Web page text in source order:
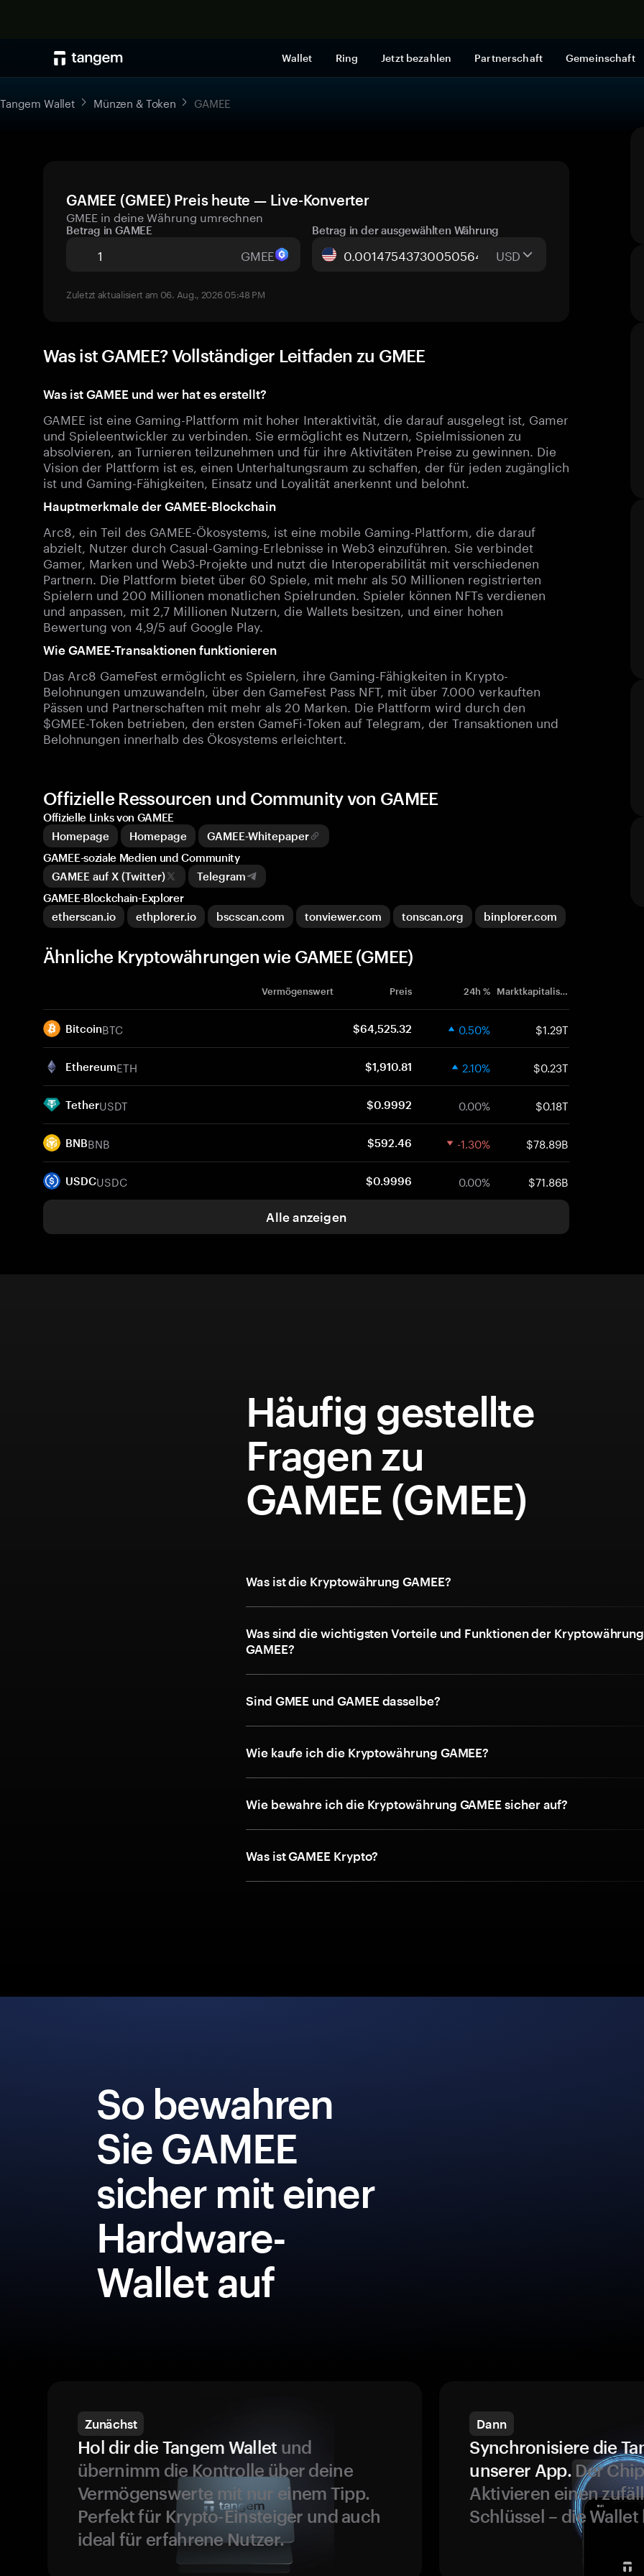
Wallet Ring Jetzt bezahlen Partnerschaft Gemeinschaft
Tangem Wallet Münzen & Token GAMEE
GAMEE (GMEE) Preis heute — Live-Konverter
GMEE in deine Währung umrechnen
Betrag in GAMEE
GMEE
Betrag in der ausgewählten Währung
USD
Zuletzt aktualisiert am 06. Aug., 2026 05:48 PM
Was ist GAMEE? Vollständiger Leitfaden zu GMEE
Was ist GAMEE und wer hat es erstellt?
GAMEE ist eine Gaming-Plattform mit hoher Interaktivität, die darauf ausgelegt ist, Gamer
und Spieleentwickler zu verbinden. Sie ermöglicht es Nutzern, Spielmissionen zu
absolvieren, an Turnieren teilzunehmen und für ihre Aktivitäten Preise zu gewinnen. Die
Vision der Plattform ist es, einen Unterhaltungsraum zu schaffen, der für jeden zugänglich
ist und Gaming-Fähigkeiten, Einsatz und Loyalität anerkennt und belohnt.
Hauptmerkmale der GAMEE-Blockchain
Arc8, ein Teil des GAMEE-Ökosystems, ist eine mobile Gaming-Plattform, die darauf
abzielt, Nutzer durch Casual-Gaming-Erlebnisse in Web3 einzuführen. Sie verbindet
Gamer, Marken und Web3-Projekte und nutzt die Interoperabilität mit verschiedenen
Partnern. Die Plattform bietet über 60 Spiele, mit mehr als 50 Millionen registrierten
Spielern und 200 Millionen monatlichen Spielrunden. Spieler können NFTs verdienen
und anpassen, mit 2,7 Millionen Nutzern, die Wallets besitzen, und einer hohen
Bewertung von 4,9/5 auf Google Play.
Wie GAMEE-Transaktionen funktionieren
Das Arc8 GameFest ermöglicht es Spielern, ihre Gaming-Fähigkeiten in Krypto-
Belohnungen umzuwandeln, über den GameFest Pass NFT, mit über 7.000 verkauften
Pässen und Partnerschaften mit mehr als 20 Marken. Die Plattform wird durch den
$GMEE-Token betrieben, den ersten GameFi-Token auf Telegram, der Transaktionen und
Belohnungen innerhalb des Ökosystems erleichtert.
Offizielle Ressourcen und Community von GAMEE
Offizielle Links von GAMEE
Homepage
Homepage
GAMEE-Whitepaper
GAMEE-soziale Medien und Community
GAMEE auf X (Twitter)
Telegram
GAMEE-Blockchain-Explorer
etherscan.io
ethplorer.io bscscan.com tonviewer.com tonscan.org binplorer.com
Ähnliche Kryptowährungen wie GAMEE (GMEE)
Vermögenswert Preis 24h % Marktkapitalisierung
BitcoinBTC $64,525.32 0.50% $1.29T
EthereumETH $1,910.81 2.10% $0.23T
TetherUSDT $0.9992 0.00% $0.18T
BNBBNB $592.46 -1.30% $78.89B
USDCUSDC $0.9996 0.00% $71.86B
Alle anzeigen
Häufig gestellte
Fragen zu
GAMEE (GMEE)
Was ist die Kryptowährung GAMEE?
Was sind die wichtigsten Vorteile und Funktionen der Kryptowährung
GAMEE?
Sind GMEE und GAMEE dasselbe?
Wie kaufe ich die Kryptowährung GAMEE?
Wie bewahre ich die Kryptowährung GAMEE sicher auf?
Was ist GAMEE Krypto?
So bewahren
Sie GAMEE
sicher mit einer
Hardware-
Wallet auf
Zunächst
Hol dir die Tangem Wallet und
übernimm die Kontrolle über deine
Vermögenswerte mit nur einem Tipp.
Perfekt für Krypto-Einsteiger und auch
ideal für erfahrene Nutzer.
Dann
Synchronisiere die
unserer App.Der
Aktivieren einen
Schlüssel – die